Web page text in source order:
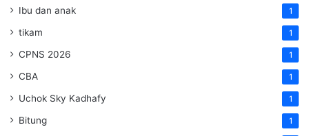
Ibu dan anak 1
tikam 1
CPNS 2026 1
CBA 1
Uchok Sky Kadhafy 1
Bitung 1